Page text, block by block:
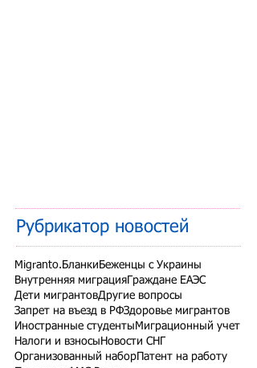
Рубрикатор новостей
Migranto.Бланки Беженцы с Украины
Внутренняя миграция Граждане ЕАЭС
Дети мигрантовДругие вопросы
Запрет на въезд в РФЗдоровье мигрантов
Иностранные студенты Миграционный учет
Налоги и взносы Новости СНГ
Организованный набор Патент на работу